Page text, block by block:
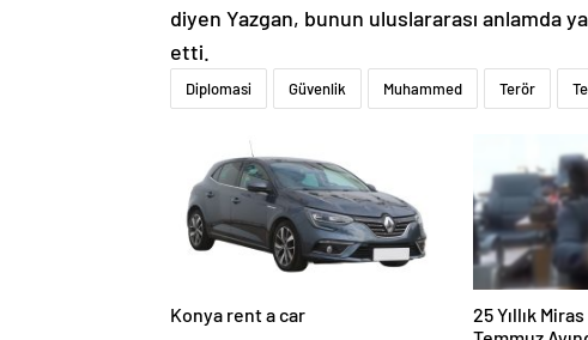
diyen Yazgan, bunun uluslararası anlamda
etti.
Diplomasi Güvenlik Muhammed Terör
Konya rent a car
25 Yıllık